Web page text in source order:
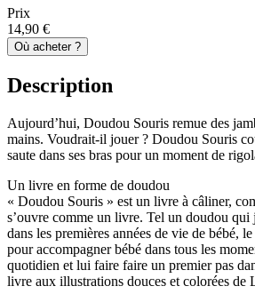
Prix
14,90 €
Où acheter ?
Description
Aujourd’hui, Doudou Souris remue des
mains. Voudrait-il jouer ? Doudou Souris
saute dans ses bras pour un moment de
Un livre en forme de doudou
« Doudou Souris » est un livre à câliner,
s’ouvre comme un livre. Tel un doudou
dans les premières années de vie de bébé,
pour accompagner bébé dans tous les
quotidien et lui faire faire un premier pas
livre aux illustrations douces et colorées de